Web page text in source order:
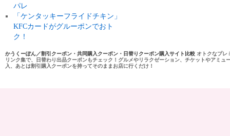
パレ
「ケンタッキーフライドチキン」
KFCカードがグルーポンでおト
ク！
かうくーぽん／割引クーポン・共同購入クーポン・日替りクーポン購入サイト比較 オトクなプレ
リンク集で、日替わり出品クーポンもチェック！グルメやリラクゼーション、チケットやアミ
入、あとは割引購入クーポンを持ってそのままお店に行くだけ！